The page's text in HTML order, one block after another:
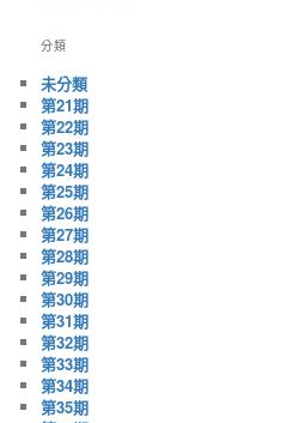
分類
未分類
第21期
第22期
第23期
第24期
第25期
第26期
第27期
第28期
第29期
第30期
第31期
第32期
第33期
第34期
第35期